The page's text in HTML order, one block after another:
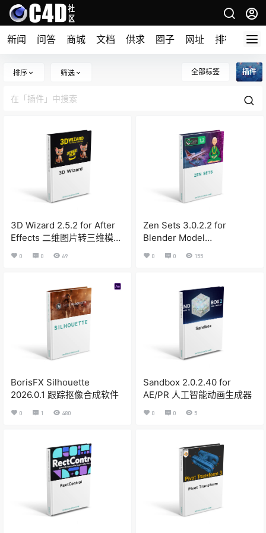
新闻 问答 商城 文档 供求 圈子 网址 排行榜
排序 筛选 全部标签 插件
3D Wizard 2.5.2 for After
Effects 二维图片转三维模型
脚本
0 0 69
Zen Sets 3.0.2.2 for
Blender Model
Management Plugin
0 0 155
BorisFX Silhouette
2026.0.1 跟踪抠像合成软件
0 1 480
Sandbox 2.0.2.40 for
AE/PR 人工智能动画生成器
0 0 5